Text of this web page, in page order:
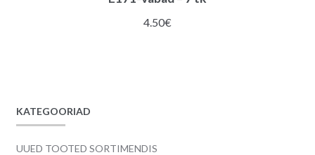
4.50€
KATEGOORIAD
UUED TOOTED SORTIMENDIS